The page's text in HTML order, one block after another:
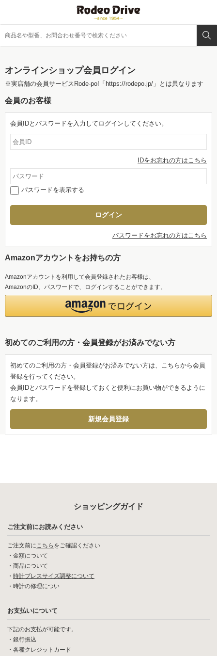
オンラインショップ会員ログイン
※実店舗の会員サービスRode-po! 「https://rodepo.jp/」 とは異なります
会員のお客様
会員IDとパスワードを入力してログインしてください。
IDをお忘れの方はこちら
パスワードを表示する
パスワードをお忘れの方はこちら
Amazonアカウントをお持ちの方
Amazonアカウントを利用して会員登録されたお客様は、
AmazonのID、パスワードで、ログインすることができます。
初めてのご利用の方・会員登録がお済みでない方
初めてのご利用の方・会員登録がお済みでない方は、こちらから会員
登録を行ってください。
会員IDとパスワードを登録しておくと便利にお買い物ができるように
なります。
ショッピングガイド
ご注文前にお読みください
ご注文前にこちら をご確認ください
・ 金額について
・ 商品について
・ 時計ブレスサイズ調整について
・ 時計の修理につい
お支払いについて
下記のお支払が可能です。
・銀行振込
・各種クレジットカード